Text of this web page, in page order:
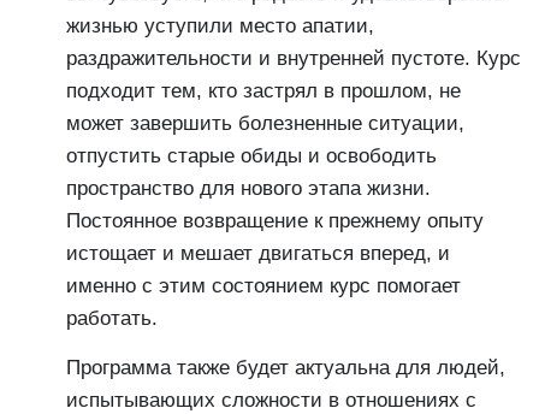
жизнью уступили место апатии,
раздражительности и внутренней пустоте. Курс
подходит тем, кто застрял в прошлом, не
может завершить болезненные ситуации,
отпустить старые обиды и освободить
пространство для нового этапа жизни.
Постоянное возвращение к прежнему опыту
истощает и мешает двигаться вперед, и
именно с этим состоянием курс помогает
работать.
Программа также будет актуальна для людей,
испытывающих сложности в отношениях с